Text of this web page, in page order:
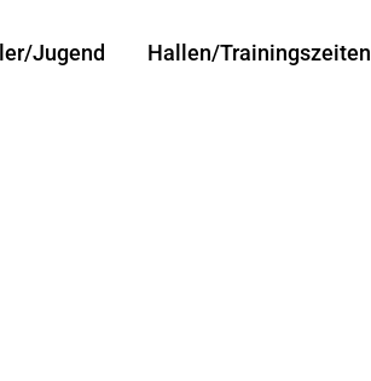
Jugend Hallen/Trainingszeiten